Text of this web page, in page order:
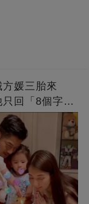
媛三胎來
回「8個字」